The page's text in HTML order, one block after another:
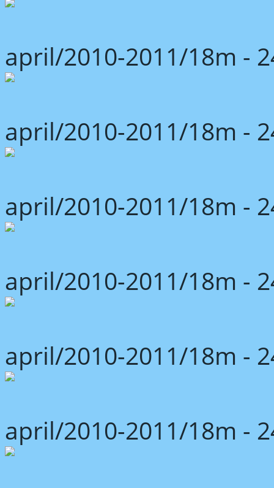
april/2010-2011/18m -
april/2010-2011/18m -
april/2010-2011/18m -
april/2010-2011/18m -
april/2010-2011/18m -
april/2010-2011/18m -